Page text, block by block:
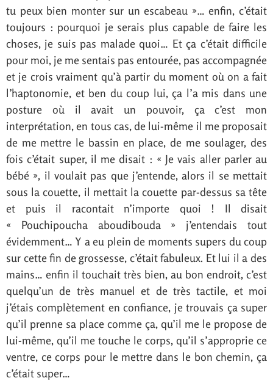
tu peux bien monter sur un escabeau »… enfin, c’était
toujours : pourquoi je serais plus capable de faire les
choses, je suis pas malade quoi… Et ça c’était difficile
pour moi, je me sentais pas entourée, pas accompagnée
et je crois vraiment qu’à partir du moment où on a fait
l’haptonomie, et ben du coup lui, ça l’a mis dans une
posture où il avait un pouvoir, ça c’est mon
interprétation, en tous cas, de lui-même il me proposait
de me mettre le bassin en place, de me soulager, des
fois c’était super, il me disait : « Je vais aller parler au
bébé », il voulait pas que j’entende, alors il se mettait
sous la couette, il mettait la couette par-dessus sa tête
et puis il racontait n’importe quoi ! Il disait
« Pouchipoucha aboudibouda » j’entendais tout
évidemment… Y a eu plein de moments supers du coup
sur cette fin de grossesse, c’était fabuleux. Et lui il a des
mains… enfin il touchait très bien, au bon endroit, c’est
quelqu’un de très manuel et de très tactile, et moi
j’étais complètement en confiance, je trouvais ça super
qu’il prenne sa place comme ça, qu’il me le propose de
lui-même, qu’il me touche le corps, qu’il s’approprie ce
ventre, ce corps pour le mettre dans le bon chemin, ça
c’était super…